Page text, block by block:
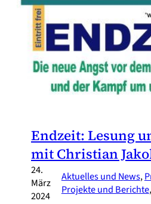
Endzeit: Lesung
mit Christian
24.
März
2024
Aktuelles und News,
Projekte und Berichte,